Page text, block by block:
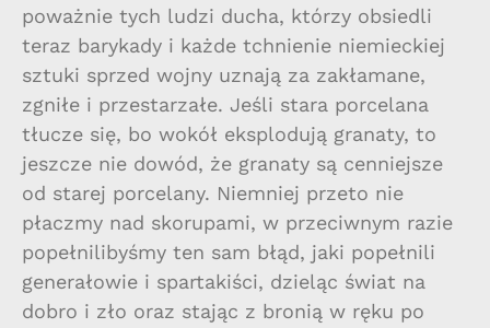
poważnie tych ludzi ducha, którzy obsiedli
teraz barykady i każde tchnienie niemieckiej
sztuki sprzed wojny uznają za zakłamane,
zgniłe i przestarzałe. Jeśli stara porcelana
tłucze się, bo wokół eksplodują granaty, to
jeszcze nie dowód, że granaty są cenniejsze
od starej porcelany. Niemniej przeto nie
płaczmy nad skorupami, w przeciwnym razie
popełnilibyśmy ten sam błąd, jaki popełnili
generałowie i spartakiści, dzieląc świat na
dobro i zło oraz stając z bronią w ręku po